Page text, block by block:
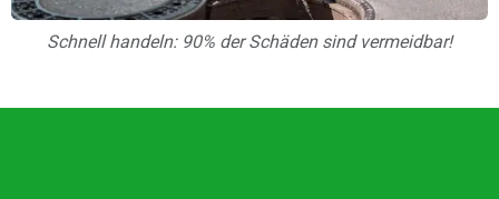
Schnell handeln: 90% der Schäden sind vermeidbar!